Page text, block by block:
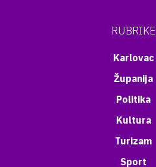
RUBRIKE
Karlovac
Županija
Politika
Kultura
Turizam
Sport